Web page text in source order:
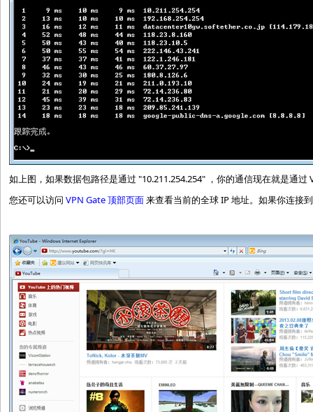
如上图，如果数据包路径是通过 "10.211.254.254" ，你的通信现在就是通
您还可以访问 VPN Gate 顶部页面来查看当前的全球 IP 地址。如果你连接